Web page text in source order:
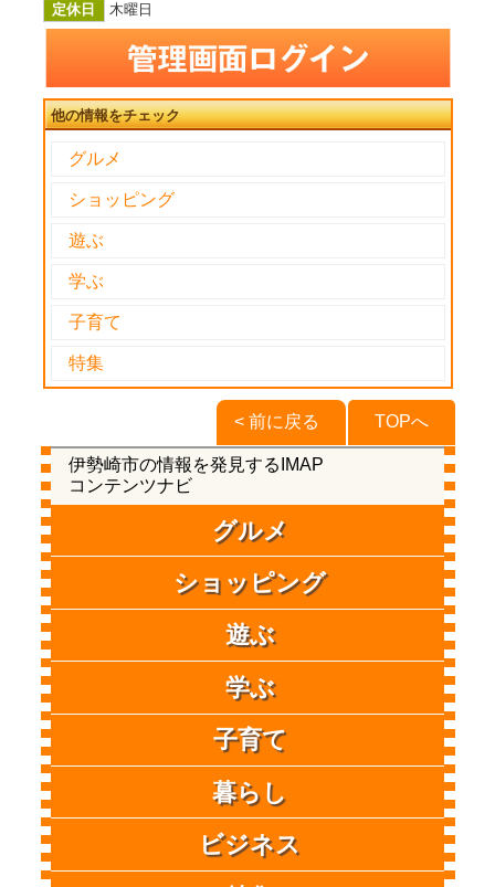
定休日
木曜日
他の情報をチェック
グルメ
ショッピング
遊ぶ
学ぶ
子育て
特集
TOPへ
< 前に戻る
伊勢崎市の情報を発見するIMAP
コンテンツナビ
グルメ
ショッピング
遊ぶ
学ぶ
子育て
暮らし
ビジネス